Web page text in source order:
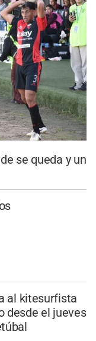
se queda y un
al kitesurfista
desde el jueves